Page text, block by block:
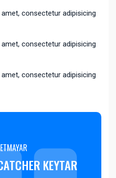
consectetur adipisicing
consectetur adipisicing
consectetur adipisicing
KEYTAR